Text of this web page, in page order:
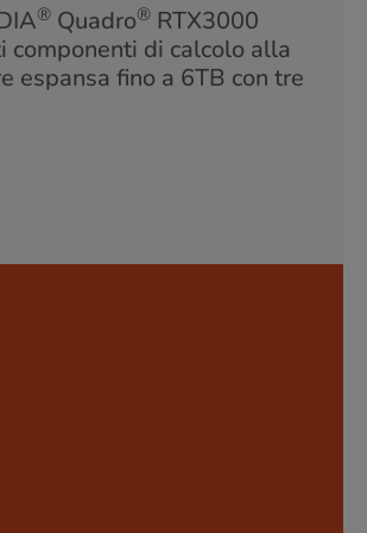
® Quadro® RTX3000
componenti di calcolo alla
espansa fino a 6TB con tre